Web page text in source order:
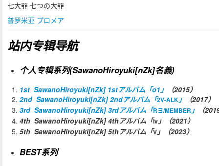
七大罪 七つの大罪
普罗米亚 プロメア
站内专辑导航
个人专辑系列(SawanoHiroyuki[nZk]名義)
1st SawanoHiroyuki[nZk] 1stアルバム「o1」
（2015）
2nd SawanoHiroyuki[nZk] 2ndアルバム「2V-ALK」
（2017）
3rd SawanoHiroyuki[nZk] 3rdアルバム「R∃/MEMBER」
（
4th SawanoHiroyuki[nZk] 4thアルバム「iv」（2021）
5th SawanoHiroyuki[nZk] 5thアルバム「V」（2023）
BEST系列